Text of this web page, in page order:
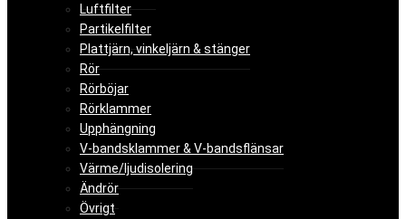
Luftfilter
Partikelfilter
Plattjärn, vinkeljärn & stänger
Rör
Rörböjar
Rörklammer
Upphängning
V-bandsklammer & V-bandsflänsar
Värme/ljudisolering
Ändrör
Övrigt